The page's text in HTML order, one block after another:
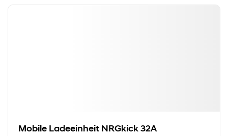
Mobile Ladeeinheit NRGkick 32A